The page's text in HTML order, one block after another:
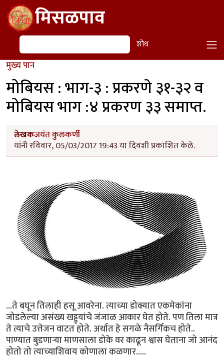
Skip to main contentमिसळपाव
शोध शोध
मुख्य पान
मोबियस : भाग-३ : प्रकरणे ३१-३२ व
मोबियस भाग :४ प्रकरण ३३ समाप्त.
लेखकजयंत कुलकर्णी
यांनी रविवार, 05/03/2017 19:43 या दिवशी प्रकाशित केले.
...ते बघून तिलाही हसू आवरेना. त्याच्या डोक्यात एकमेकांना
जोडलेल्या असंख्य खड्ड्यांचे जंजाळ आकार घेत होते. पण तिला मात्र
ते त्याचे उत्तेजन वाटत होते. अर्थात हे सगळे नैसर्गिकच होते..
पाण्यात बुडणार्‍या माणसाला डोके वर काढून श्वास घेताना जो आनंद
होतो तो त्याच्याशिवाय कोणाला कळणार.....